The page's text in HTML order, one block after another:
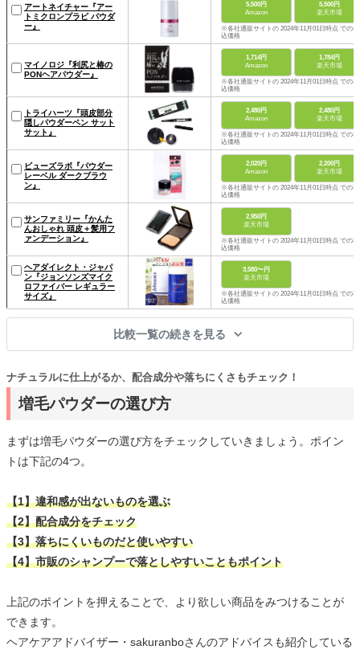
アートネイチャー『アー
トミクロンプラビ パウダ
ー』
5,500円
Amazon
5,500円
楽天市場
※各社通販サイトの 2024年11月01日時点 での税
込価格
マイノロジ『利尻と椿の
PONヘアパウダー』
1,714円
Amazon
1,784円
楽天市場
※各社通販サイトの 2024年11月01日時点 での税
込価格
トライハーツ『頭皮部分
隠しパウダーペン サット
サット』
2,480円
Amazon
2,480円
楽天市場
※各社通販サイトの 2024年11月01日時点 での税
込価格
ビューズラボ『パウダー
レーベル ダークブラウ
ン』
2,020円
Amazon
2,200円
楽天市場
※各社通販サイトの 2024年11月01日時点 での税
込価格
サンファミリー『かんた
んおしゃれ 頭皮＋髪用フ
ァンデーション』
2,950円
楽天市場
※各社通販サイトの 2024年11月01日時点 での税
込価格
ヘアダイレクト・ジャパ
ン『ジョンソンズマイク
ロファイバー レギュラー
サイズ』
3,580〜円
楽天市場
※各社通販サイトの 2024年11月01日時点 での税
込価格
比較一覧の続きを見る
増毛パウダーの選び方
ナチュラルに仕上がるか、配合成分や落ちにくさもチェック！
まずは増毛パウダーの選び方をチェックしていきましょう。ポイン
トは下記の4つ。
【1】違和感が出ないものを選ぶ
【2】配合成分をチェック
【3】落ちにくいものだと使いやすい
【4】市販のシャンプーで落としやすいこともポイント
上記のポイントを押えることで、より欲しい商品をみつけることが
できます。
ヘアケアアドバイザー・sakuranboさんのアドバイスも紹介している